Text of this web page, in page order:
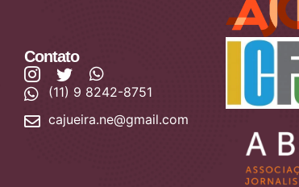
Contato
(11) 9 8242-8751
cajueira.ne@gmail.com